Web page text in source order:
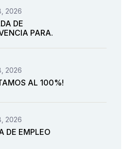
2026
DE
PARA.
2026
AL 100%!
2026
DE EMPLEO